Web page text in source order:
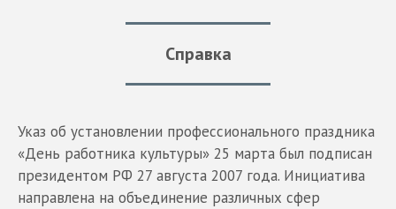
Справка
Указ об установлении профессионального праздника
«День работника культуры» 25 марта был подписан
президентом РФ 27 августа 2007 года. Инициатива
направлена на объединение различных сфер